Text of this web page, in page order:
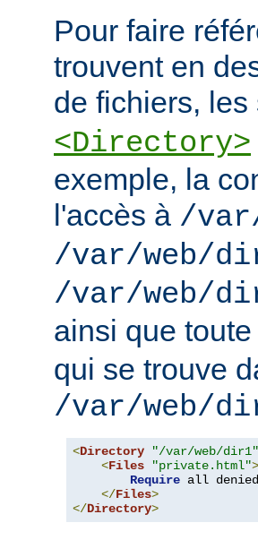
Pour faire
trouvent en
de fichiers, les
<Directory>
exemple, la
l'accès à /
/var/web/
/var/web/
ainsi que
qui se trouve
/var/web/
<Directory "/var/web/dir1"
<Files "private.html">
Require all denied
</Files>
</Directory>